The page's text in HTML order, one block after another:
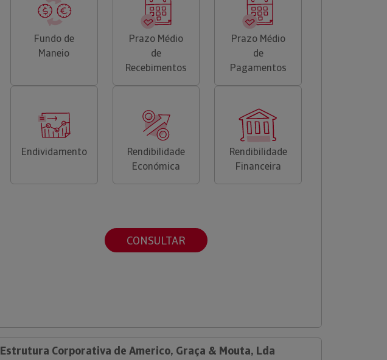
Fundo de
Maneio
Prazo Médio
de
Recebimentos
Prazo Médio
de
Pagamentos
Endividamento
Rendibilidade
Económica
Rendibilidade
Financeira
CONSULTAR
Estrutura Corporativa de Americo, Graça & Mouta, Lda